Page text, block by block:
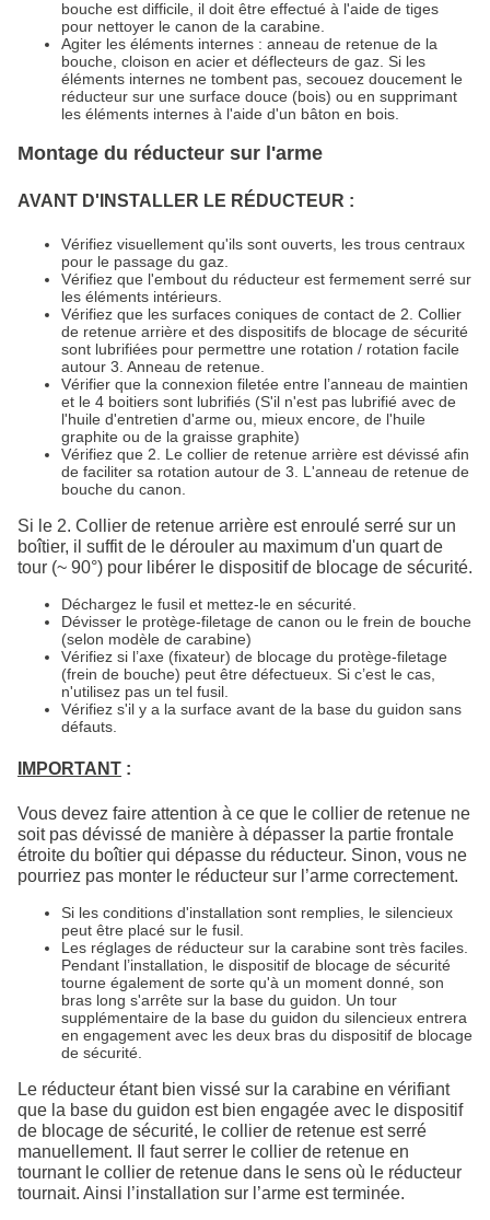
bouche est difficile, il doit être effectué à l'aide de tiges
pour nettoyer le canon de la carabine.
Agiter les éléments internes : anneau de retenue de la
bouche, cloison en acier et déflecteurs de gaz. Si les
éléments internes ne tombent pas, secouez doucement le
réducteur sur une surface douce (bois) ou en supprimant
les éléments internes à l'aide d'un bâton en bois.
Montage du réducteur sur l'arme
AVANT D'INSTALLER LE RÉDUCTEUR :
Vérifiez visuellement qu'ils sont ouverts, les trous centraux
pour le passage du gaz.
Vérifiez que l'embout du réducteur est fermement serré sur
les éléments intérieurs.
Vérifiez que les surfaces coniques de contact de 2. Collier
de retenue arrière et des dispositifs de blocage de sécurité
sont lubrifiées pour permettre une rotation / rotation facile
autour 3. Anneau de retenue.
Vérifier que la connexion filetée entre l’anneau de maintien
et le 4 boitiers sont lubrifiés (S'il n'est pas lubrifié avec de
l'huile d'entretien d'arme ou, mieux encore, de l'huile
graphite ou de la graisse graphite)
Vérifiez que 2. Le collier de retenue arrière est dévissé afin
de faciliter sa rotation autour de 3. L'anneau de retenue de
bouche du canon.
Si le 2. Collier de retenue arrière est enroulé serré sur un
boîtier, il suffit de le dérouler au maximum d'un quart de
tour (~ 90°) pour libérer le dispositif de blocage de sécurité.
Déchargez le fusil et mettez-le en sécurité.
Dévisser le protège-filetage de canon ou le frein de bouche
(selon modèle de carabine)
Vérifiez si l’axe (fixateur) de blocage du protège-filetage
(frein de bouche) peut être défectueux. Si c’est le cas,
n'utilisez pas un tel fusil.
Vérifiez s'il y a la surface avant de la base du guidon sans
défauts.
IMPORTANT :
Vous devez faire attention à ce que le collier de retenue ne
soit pas dévissé de manière à dépasser la partie frontale
étroite du boîtier qui dépasse du réducteur. Sinon, vous ne
pourriez pas monter le réducteur sur l’arme correctement.
Si les conditions d'installation sont remplies, le silencieux
peut être placé sur le fusil.
Les réglages de réducteur sur la carabine sont très faciles.
Pendant l’installation, le dispositif de blocage de sécurité
tourne également de sorte qu'à un moment donné, son
bras long s'arrête sur la base du guidon. Un tour
supplémentaire de la base du guidon du silencieux entrera
en engagement avec les deux bras du dispositif de blocage
de sécurité.
Le réducteur étant bien vissé sur la carabine en vérifiant
que la base du guidon est bien engagée avec le dispositif
de blocage de sécurité, le collier de retenue est serré
manuellement. Il faut serrer le collier de retenue en
tournant le collier de retenue dans le sens où le réducteur
tournait. Ainsi l’installation sur l’arme est terminée.